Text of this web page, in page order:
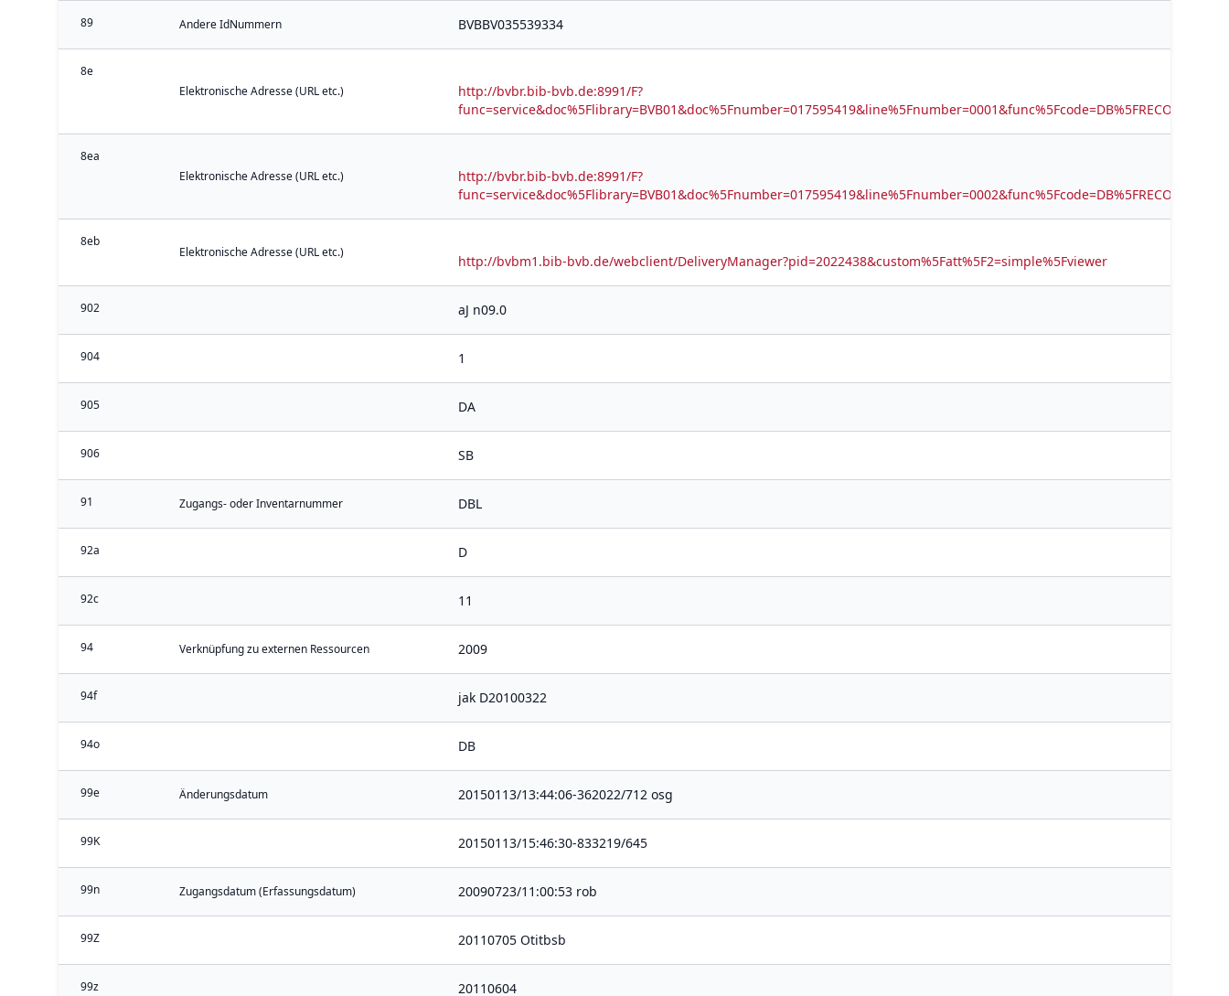
89 Andere IdNummern BVBBV035539334
8e
Elektronische Adresse (URL etc.)
http://bvbr.bib-bvb.de:8991/F?
8ea
Elektronische Adresse (URL etc.)
http://bvbr.bib-bvb.de:8991/F?
8eb
Elektronische Adresse (URL etc.)
http://bvbm1.bib-bvb.de/webclient/DeliveryManager?pid=2022438&custom%5Fatt%5F2=simple%5Fviewer
902 aJ n09.0
904 1
905 DA
906 SB
91 Zugangs- oder Inventarnummer DBL
92a D
92c 11
94 Verknüpfung zu externen Ressourcen 2009
94f jak D20100322
94o DB
99e Änderungsdatum 20150113/13:44:06-362022/712 osg
99K 20150113/15:46:30-833219/645
99n Zugangsdatum (Erfassungsdatum) 20090723/11:00:53 rob
99Z 20110705 Otitbsb
99z 20110604